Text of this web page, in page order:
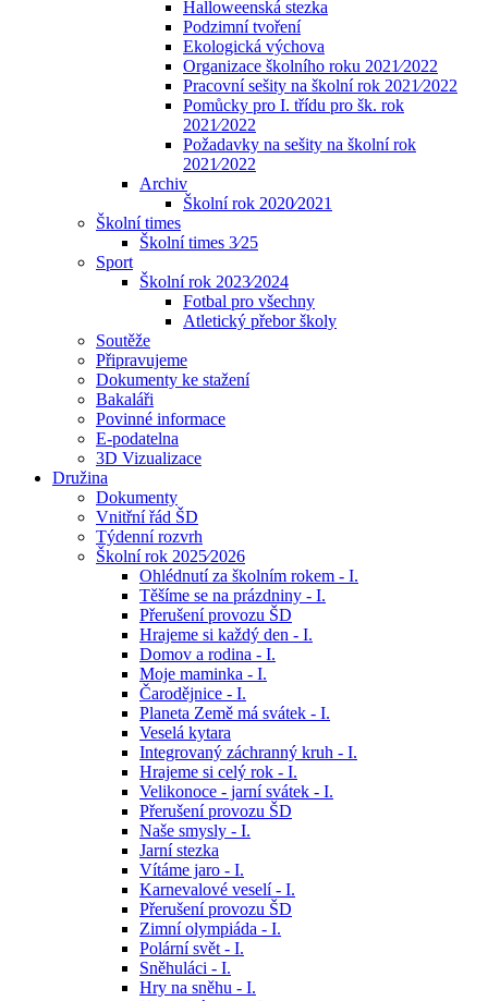
Halloweenská stezka
Podzimní tvoření
Ekologická výchova
Organizace školního roku 2021⁄2022
Pracovní sešity na školní rok 2021⁄2022
Pomůcky pro I. třídu pro šk. rok
2021⁄2022
Požadavky na sešity na školní rok
2021⁄2022
Archiv
Školní rok 2020⁄2021
Školní times
Školní times 3⁄25
Sport
Školní rok 2023⁄2024
Fotbal pro všechny
Atletický přebor školy
Soutěže
Připravujeme
Dokumenty ke stažení
Bakaláři
Povinné informace
E-podatelna
3D Vizualizace
Družina
Dokumenty
Vnitřní řád ŠD
Týdenní rozvrh
Školní rok 2025⁄2026
Ohlédnutí za školním rokem - I.
Těšíme se na prázdniny - I.
Přerušení provozu ŠD
Hrajeme si každý den - I.
Domov a rodina - I.
Moje maminka - I.
Čarodějnice - I.
Planeta Země má svátek - I.
Veselá kytara
Integrovaný záchranný kruh - I.
Hrajeme si celý rok - I.
Velikonoce - jarní svátek - I.
Přerušení provozu ŠD
Naše smysly - I.
Jarní stezka
Vítáme jaro - I.
Karnevalové veselí - I.
Přerušení provozu ŠD
Zimní olympiáda - I.
Polární svět - I.
Sněhuláci - I.
Hry na sněhu - I.